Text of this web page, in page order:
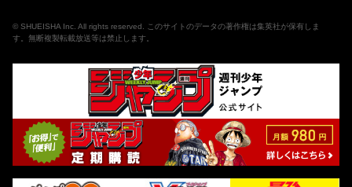
© SHUEISHA Inc . All rights reserved. このサイトのデータの著作権は集英社が保有しま
す。無断複製転載放送等は禁止します。